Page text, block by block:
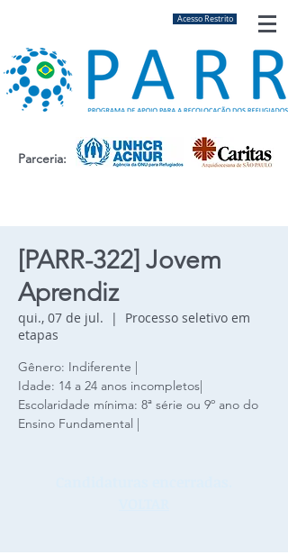
Acesso Restrito
Parceria:
[PARR-322] Jovem
Aprendiz
qui., 07 de jul.
  |
Processo seletivo em
etapas
Gênero: Indiferente |
Idade: 14 a 24 anos incompletos|
Escolaridade mínima: 8ª série ou 9º ano do
Ensino Fundamental |